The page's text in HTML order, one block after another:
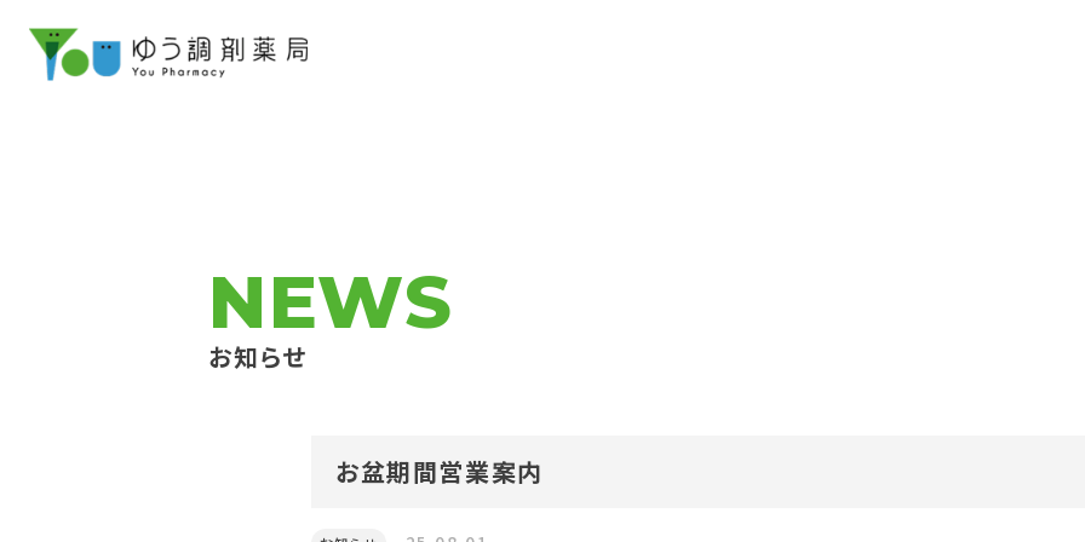
NEWS
お知らせ
お盆期間営業案内